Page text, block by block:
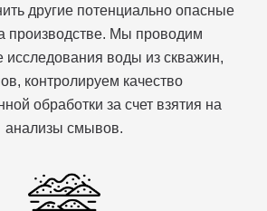
другие потенциально опасные
производстве. Мы проводим
исследования воды из скважин,
контролируем качество
обработки за счет взятия на
анализы смывов.